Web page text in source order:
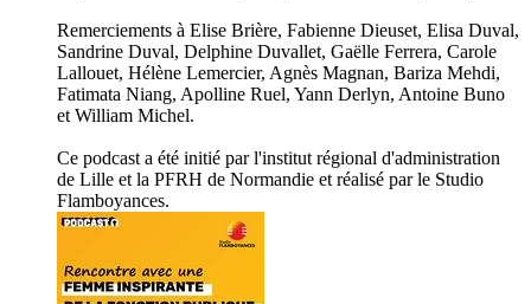
Remerciements à Elise Brière, Fabienne Dieuset, Elisa Duval,
Sandrine Duval, Delphine Duvallet, Gaëlle Ferrera, Carole
Lallouet, Hélène Lemercier, Agnès Magnan, Bariza Mehdi,
Fatimata Niang, Apolline Ruel, Yann Derlyn, Antoine Buno
et William Michel.
Ce podcast a été initié par l'institut régional d'administration
de Lille et la PFRH de Normandie et réalisé par le Studio
Flamboyances.